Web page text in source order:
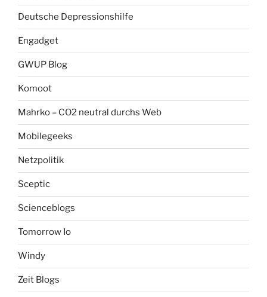
Deutsche Depressionshilfe
Engadget
GWUP Blog
Komoot
Mahrko – CO2 neutral durchs Web
Mobilegeeks
Netzpolitik
Sceptic
Scienceblogs
Tomorrow Io
Windy
Zeit Blogs